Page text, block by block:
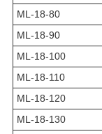
ML-18-80
ML-18-90
ML-18-100
ML-18-110
ML-18-120
ML-18-130